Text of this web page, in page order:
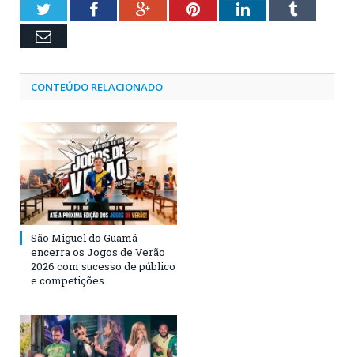
TwitterFacebookGoogle+PinterestLinkedInTumblr
Email
CONTEÚDO RELACIONADO
São Miguel do Guamá
encerra os Jogos de Verão
2026 com sucesso de público
e competições.